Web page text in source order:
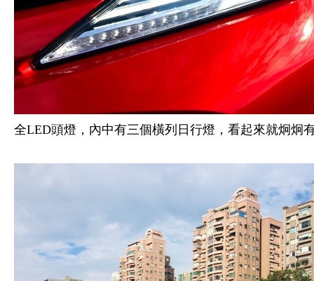
全LED頭燈，內中有三個橫列日行燈，看起來就炯炯